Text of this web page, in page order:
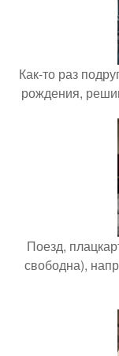
Как-то раз
рождения,
Поезд,
свободна),